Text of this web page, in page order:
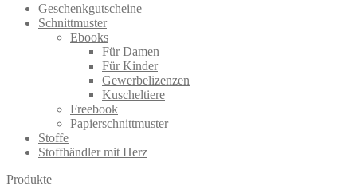
Geschenkgutscheine
Schnittmuster
Ebooks
Für Damen
Für Kinder
Gewerbelizenzen
Kuscheltiere
Freebook
Papierschnittmuster
Stoffe
Stoffhändler mit Herz
Produkte